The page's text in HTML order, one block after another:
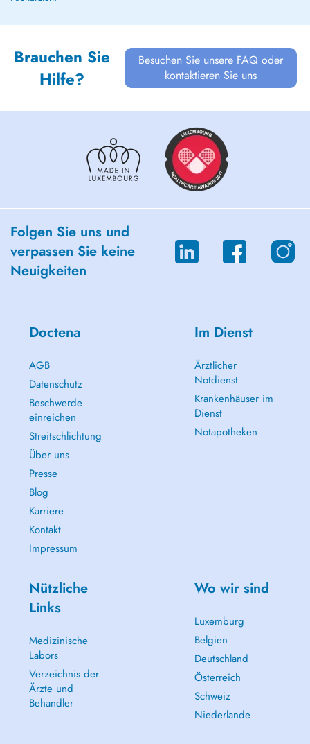
Brauchen Sie
Hilfe?
Besuchen Sie unsere FAQ oder
kontaktieren Sie uns
Folgen Sie uns und
verpassen Sie keine
Neuigkeiten
Doctena
AGB
Datenschutz
Beschwerde
einreichen
Streitschlichtung
Über uns
Presse
Blog
Karriere
Kontakt
Impressum
Im Dienst
Ärztlicher
Notdienst
Krankenhäuser im
Dienst
Notapotheken
Nützliche
Links
Medizinische
Labors
Verzeichnis der
Ärzte und
Behandler
Wo wir sind
Luxemburg
Belgien
Deutschland
Österreich
Schweiz
Niederlande